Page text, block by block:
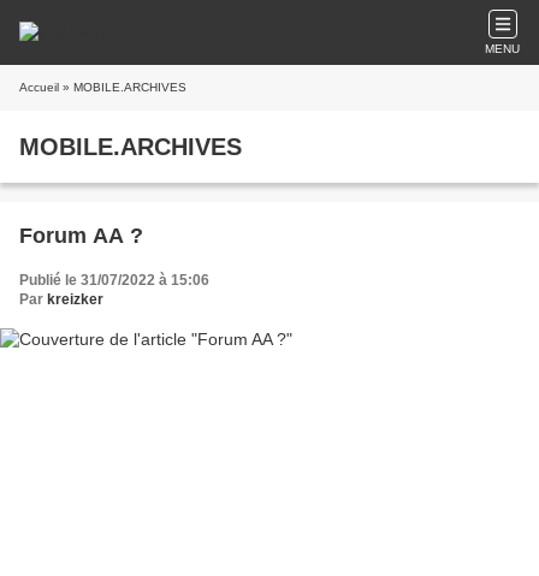
MENU
Accueil » MOBILE.ARCHIVES
MOBILE.ARCHIVES
Forum AA ?
Publié le 31/07/2022 à 15:06
Par kreizker